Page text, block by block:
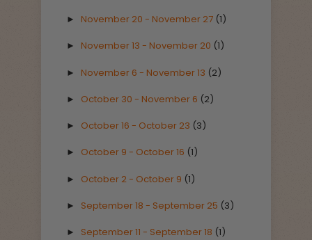
► November 20 - November 27 (1)
► November 13 - November 20 (1)
► November 6 - November 13 (2)
► October 30 - November 6 (2)
► October 16 - October 23 (3)
► October 9 - October 16 (1)
► October 2 - October 9 (1)
► September 18 - September 25 (3)
► September 11 - September 18 (1)